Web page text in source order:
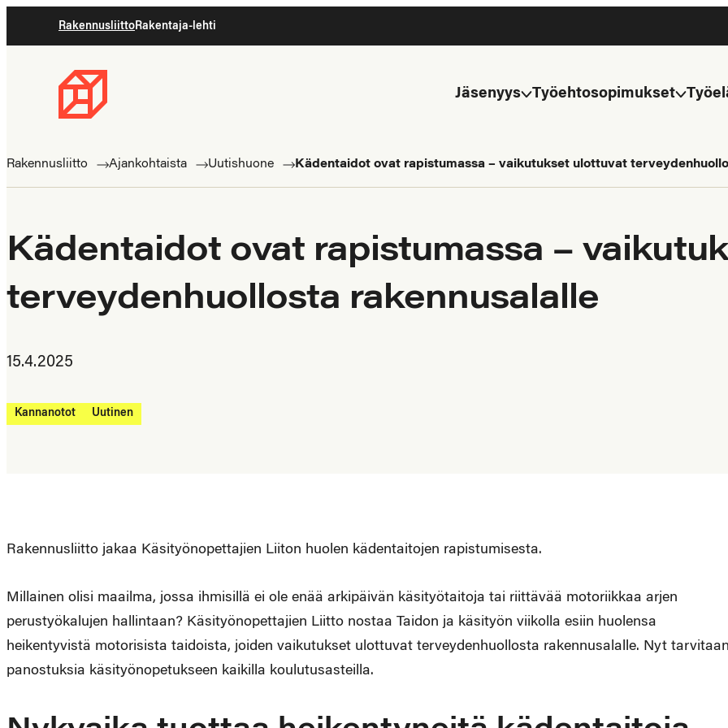
suoraan
RakennusliittoRakentaja-lehti
Rakennusliitto
ammattilaisten
Jäsenyys Työehtosopimukset
Rakennusliitto Ajankohtaista Uutishuone Kädentaidot ovat rapistumassa – vaikutukset ulottuvat
Kädentaidot ovat rapistumassa –
terveydenhuollosta rakennusalalle
15.4.2025
Kannanotot Uutinen
Rakennusliitto jakaa Käsityönopettajien Liiton huolen kädentaitojen rapistumisesta.
Millainen olisi maailma, jossa ihmisillä ei ole enää arkipäivän käsityötaitoja tai riittävää motoriikkaa arjen
perustyökalujen hallintaan? Käsityönopettajien Liitto nostaa Taidon ja käsityön viikolla esiin huolensa
heikentyvistä motorisista taidoista, joiden vaikutukset ulottuvat terveydenhuollosta rakennusalalle. Nyt
panostuksia käsityönopetukseen kaikilla koulutusasteilla.